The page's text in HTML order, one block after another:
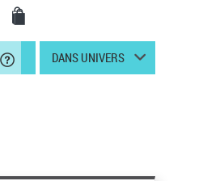
DANS UNIVERS